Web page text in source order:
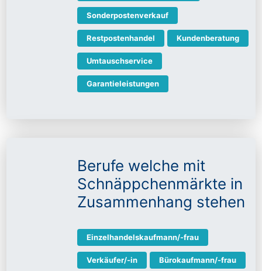
Sonderpostenverkauf
Restpostenhandel Kundenberatung
Umtauschservice
Garantieleistungen
Berufe welche mit
Schnäppchenmärkte in
Zusammenhang stehen
Einzelhandelskaufmann/-frau
Verkäufer/-in Bürokaufmann/-frau